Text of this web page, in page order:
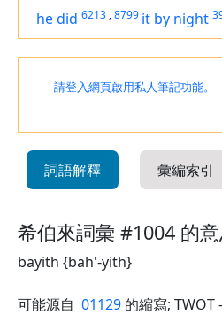
he did 6213 ,8799 it by night
請登入網頁啟用私人筆記功能。
詞語解釋 彙編索引
希伯來詞彙 #1004 的
bayith {bah'-yith}
可能源自 01129 的縮寫; TWOT